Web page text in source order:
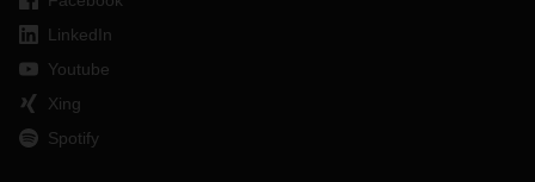
LinkedIn
Youtube
Xing
Spotify